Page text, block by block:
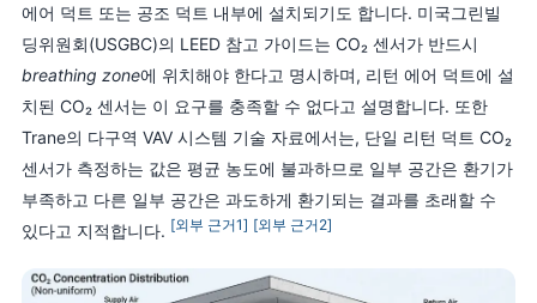
에어 덕트 또는 공조 덕트 내부에 설치되기도 합니다. 미국그린빌
딩위원회(USGBC)의 LEED 참고 가이드는 CO₂ 센서가 반드시
breathing zone에 위치해야 한다고 명시하며, 리턴 에어 덕트에 설
치된 CO₂ 센서는 이 요구를 충족할 수 없다고 설명합니다. 또한
Trane의 다구역 VAV 시스템 기술 자료에서는, 단일 리턴 덕트 CO₂
센서가 측정하는 값은 평균 농도에 불과하므로 일부 공간은 환기가
부족하고 다른 일부 공간은 과도하게 환기되는 결과를 초래할 수
있다고 지적합니다. [외부 근거1] [외부 근거2]